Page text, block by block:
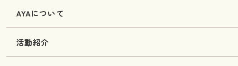
AYAについて
活動紹介